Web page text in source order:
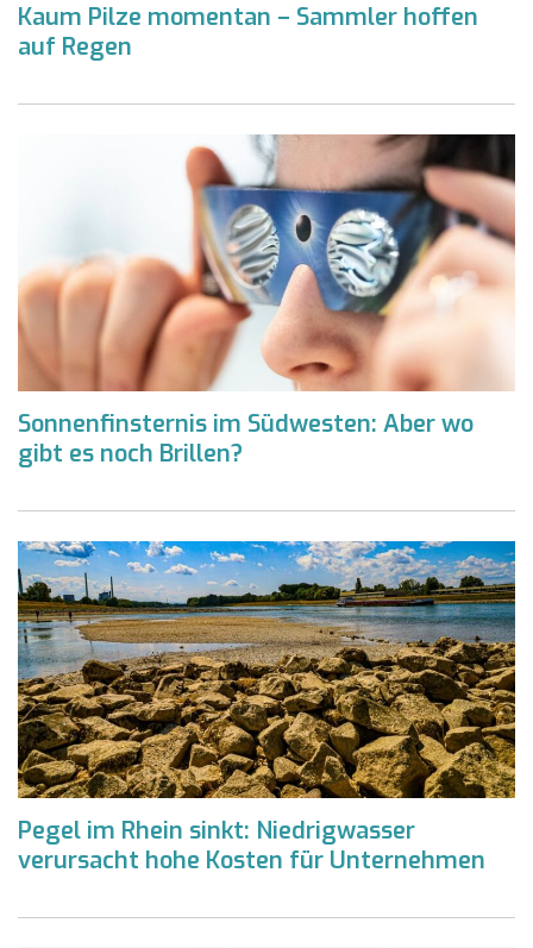
Kaum Pilze momentan – Sammler hoffen
auf Regen
Sonnenfinsternis im Südwesten: Aber wo
gibt es noch Brillen?
Pegel im Rhein sinkt: Niedrigwasser
verursacht hohe Kosten für Unternehmen